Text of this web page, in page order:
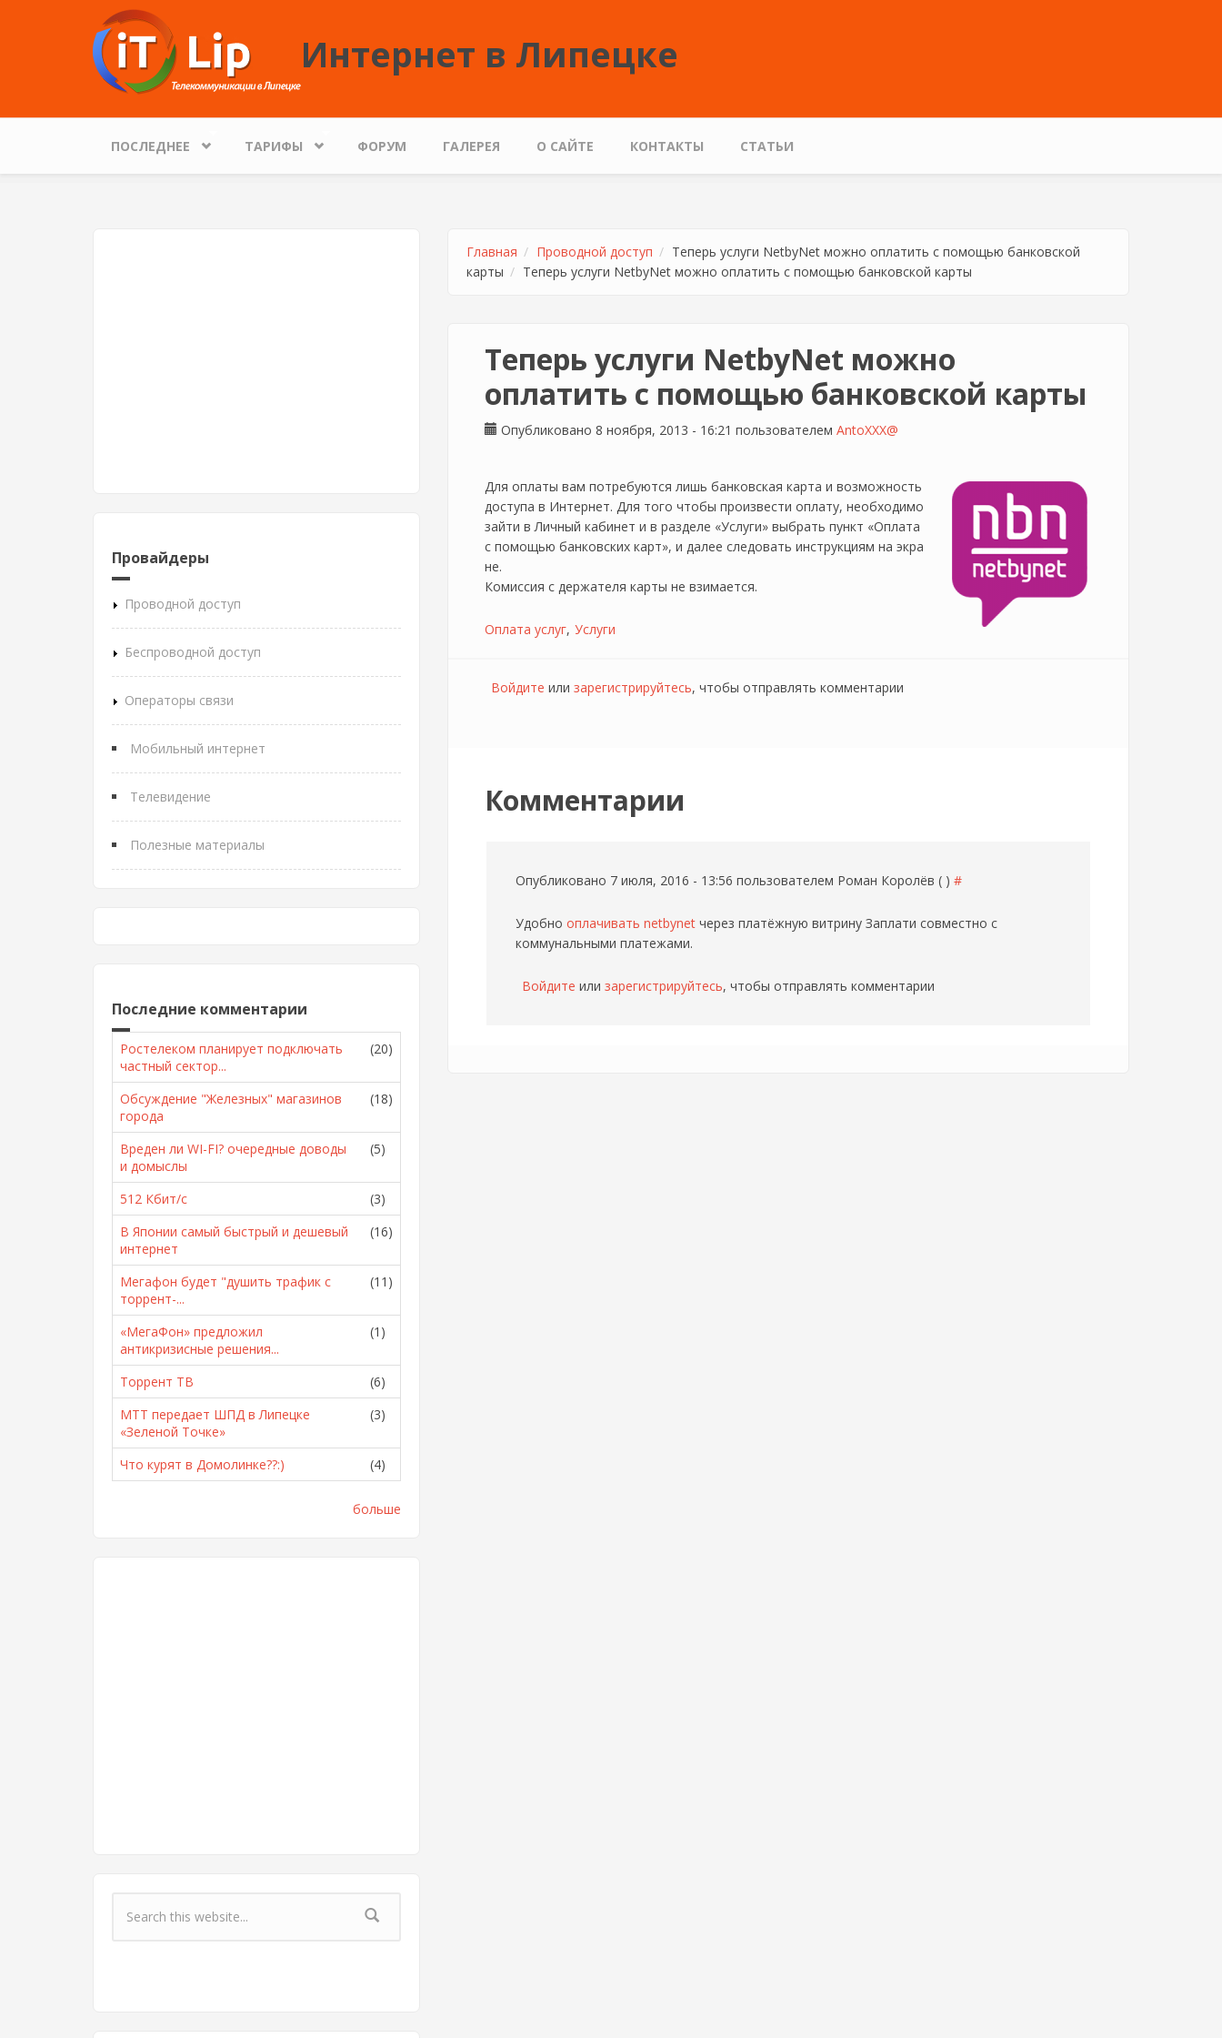
Перейти к основному содержанию
Интернет в Липецке
ПОСЛЕДНЕЕ ТАРИФЫ ФОРУМ ГАЛЕРЕЯ О САЙТЕ КОНТАКТЫ СТАТЬИ
Провайдеры
Проводной доступ
Беспроводной доступ
Операторы связи
Мобильный интернет
Телевидение
Полезные материалы
Последние комментарии
Ростелеком планирует подключать
частный сектор...
(20)
Обсуждение "Железных" магазинов
города
(18)
Вреден ли WI-FI? очередные доводы
и домыслы
(5)
512 Кбит/с
(3)
В Японии самый быстрый и дешевый
интернет
(16)
Мегафон будет "душить трафик с
торрент-...
(11)
«МегаФон» предложил
антикризисные решения...
(1)
Торрент ТВ
(6)
МТТ передает ШПД в Липецке
«Зеленой Точке»
(3)
Что курят в Домолинке??:) (4)
больше
Форма поиска
Главная Проводной доступ
Теперь услуги NetbyNet можно оплатить с помощью банковской
карты
Теперь услуги NetbyNet можно оплатить с помощью банковской карты
Теперь услуги NetbyNet можно
оплатить с помощью банковской карты
Опубликовано 8 ноября, 2013 - 16:21 пользователем AntoXXX@
Для оплаты вам потребуются лишь банковская карта и возможность
доступа в Интернет. Для того чтобы произвести оплату, необходимо
зайти в Личный кабинет и в разделе «Услуги» выбрать пункт «Оплата
с помощью банковских карт», и далее следовать инструкциям на экра
не.
Комиссия с держателя карты не взимается.
Оплата услуг Услуги
Войдите или зарегистрируйтесь, чтобы отправлять комментарии
Комментарии
Опубликовано 7 июля, 2016 - 13:56 пользователем Роман Королёв ( ) #
Удобно оплачивать netbynet через платёжную витрину Заплати совместно с
коммунальными платежами.
Войдите или зарегистрируйтесь, чтобы отправлять комментарии